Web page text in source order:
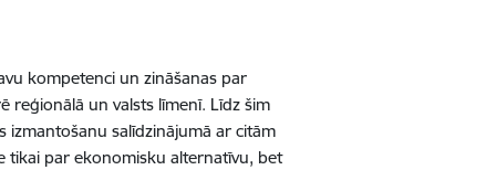
kompetenci un zināšanas par
reģionālā un valsts līmenī. Līdz šim
salīdzinājumā ar citām
tikai par ekonomisku alternatīvu, bet